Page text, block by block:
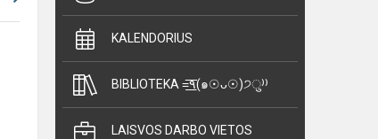
KALENDORIUS
BIBLIOTEKA =͟͟͞͞٩(๑☉ᴗ☉)੭ु⁾⁾
LAISVOS DARBO VIETOS